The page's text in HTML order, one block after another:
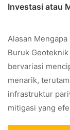
Investasi atau
Alasan
Buruk
bervariasi
menarik,
infrastruktur
mitigasi yang